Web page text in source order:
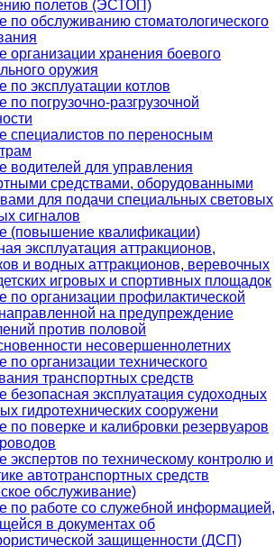
полетов (ЭСТОП)
по обслуживанию стоматологического
организации хранения боевого
оружия
по эксплуатации котлов
по погрузочно-разгрузочной
специалистов по переносным
водителей для управления
средствами, оборудованными
для подачи специальных световых
сигналов
(повышение квалификации)
эксплуатация аттракционов,
и водных аттракционов, веревочных
игровых и спортивных площадок
по организации профилактической
на предупреждение
против половой
несовершеннолетних
по организации технического
транспортных средств
безопасная эксплуатация судоходных
гидротехнических сооружени
по поверке и калибровки резервуаров
экспертов по техническому контролю и
автотранспортных средств
обслуживание)
по работе со служебной информацией,
в документах об
защищенности (ДСП)